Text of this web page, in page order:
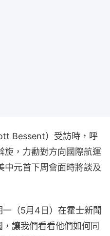
Bessent）受訪時，呼
旋，力勸對方向國際航運
中元首下周會面時將談及
（5月4日）在霍士新聞
讓我們看看他們如何同